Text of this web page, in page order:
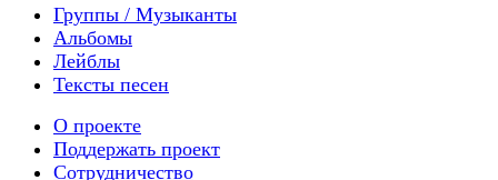
Группы / Музыканты
Альбомы
Лейблы
Тексты песен
О проекте
Поддержать проект
Сотрудничество